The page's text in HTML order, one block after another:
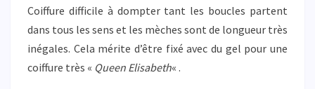
Coiffure difficile à dompter tant les boucles partent
dans tous les sens et les mèches sont de longueur très
inégales. Cela mérite d’être fixé avec du gel pour une
coiffure très « Queen Elisabeth« .